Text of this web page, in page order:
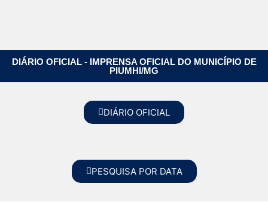
DIÁRIO OFICIAL - IMPRENSA OFICIAL DO MUNICÍPIO DE
PIUMHI/MG
DIÁRIO OFICIAL
PESQUISA POR DATA